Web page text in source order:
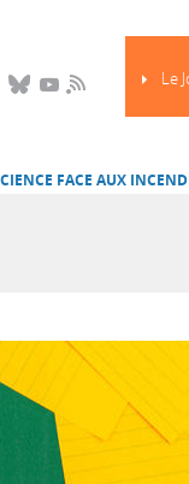
Le
RSS
FACE AUX